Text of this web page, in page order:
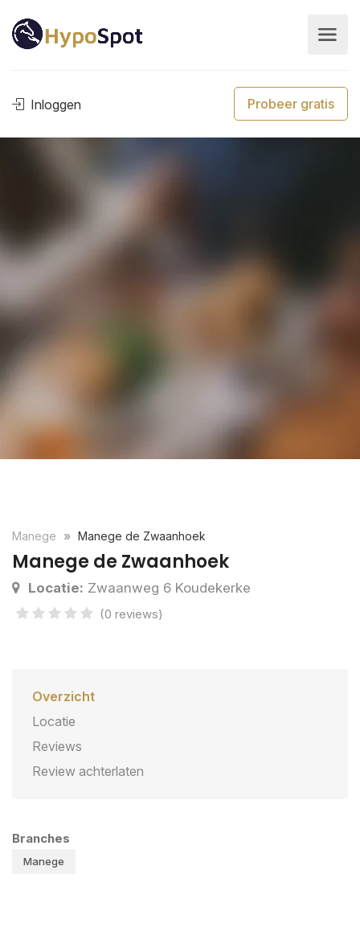
Inloggen Probeer gratis
Manege Manege de Zwaanhoek
Manege de Zwaanhoek
Locatie: Zwaanweg 6 Koudekerke
(0 reviews)
Overzicht
Locatie
Reviews
Review achterlaten
Branches
Manege